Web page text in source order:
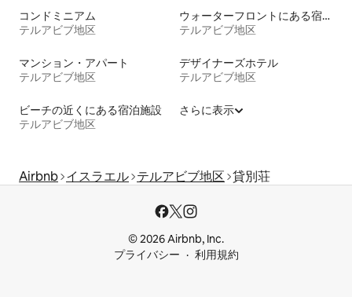
コンドミニアム
テルアビブ地区
ウォーターフロントにある宿泊施設
テルアビブ地区
マンション・アパート
テルアビブ地区
デザイナーズホテル
テルアビブ地区
ビーチの近くにある宿泊施設
テルアビブ地区
さらに表示
Airbnb イスラエル テルアビブ地区 貸別荘
© 2026 Airbnb, Inc.
プライバシー
利用規約